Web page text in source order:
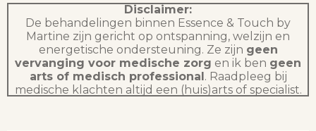
b
o
o
k
a
g
r
a
m
s
A
p
p
Disclaimer:
De behandelingen binnen Essence & Touch by
Martine zijn gericht op ontspanning, welzijn en
energetische ondersteuning. Ze zijn geen
vervanging voor medische zorg en ik ben geen
arts of medisch professional . Raadpleeg bij
medische klachten altijd een (huis)arts of specialist.